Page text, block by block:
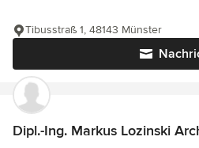
Tibusstraß 1, 48143 Münster
Dipl.-Ing. Markus Lozinski